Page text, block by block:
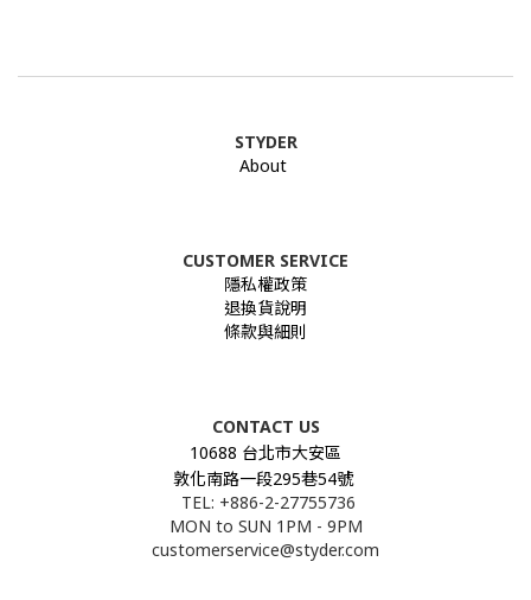
STYDER
About
CUSTOMER SERVICE
隱私權政策
退換貨說明
條款與細則
CONTACT US
10688 台北市大安區
敦化南路一段295巷54號
TEL: +886-2-27755736
MON to SUN 1PM - 9PM
customerservice@styder.com